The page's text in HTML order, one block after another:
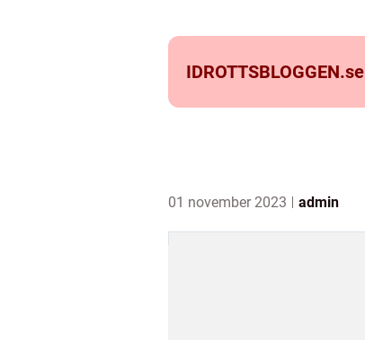
IDROTTSBLOGGEN.se
01 november 2023 admin